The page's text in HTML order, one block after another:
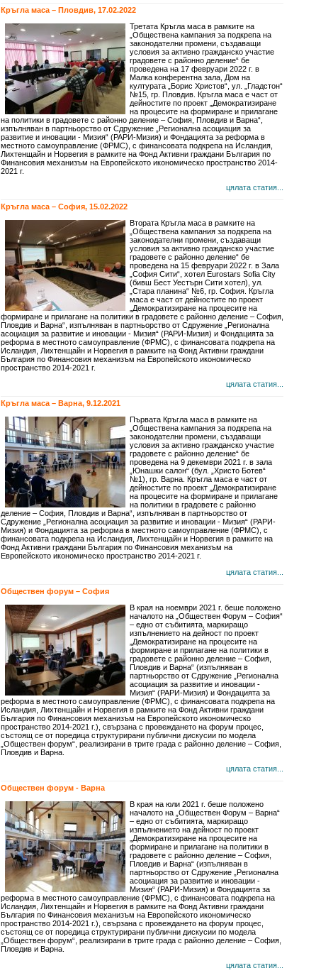
Кръгла маса – Пловдив, 17.02.2022
Третата Кръгла маса в рамките на
„Обществена кампания за подкрепа на
законодателни промени, създаващи
условия за активно гражданско участие
градовете с районно деление“ бе
проведена на 17 февруари 2022 г. в
Малка конферентна зала, Дом на
културата „Борис Христов“, ул. „Гладстон“
№15, гр. Пловдив. Кръгла маса е част от
дейностите по проект „Демократизиране
на процесите на формиране и прилагане
на политики в градовете с районно деление – София, Пловдив и Варна“,
изпълняван в партньорство от Сдружение „Регионална асоциация за
развитие и иновации - Мизия“ (РАРИ-Мизия) и Фондацията за реформа в
местното самоуправление (ФРМС), с финансовата подкрепа на Исландия,
Лихтенщайн и Норвегия в рамките на Фонд Активни граждани България по
Финансовия механизъм на Европейското икономическо пространство 2014-
2021 г.
цялата статия...
Кръгла маса – София, 15.02.2022
Втората Кръгла маса в рамките на
„Обществена кампания за подкрепа на
законодателни промени, създаващи
условия за активно гражданско участие
градовете с районно деление“ бе
проведена на 15 февруари 2022 г. в Зала
„София Сити“, хотел Eurostars Sofia City
(бивш Бест Уестърн Сити хотел), ул.
„Стара планина“ №6, гр. София. Кръгла
маса е част от дейностите по проект
„Демократизиране на процесите на
формиране и прилагане на политики в градовете с районно деление – София,
Пловдив и Варна“, изпълняван в партньорство от Сдружение „Регионална
асоциация за развитие и иновации - Мизия“ (РАРИ-Мизия) и Фондацията за
реформа в местното самоуправление (ФРМС), с финансовата подкрепа на
Исландия, Лихтенщайн и Норвегия в рамките на Фонд Активни граждани
България по Финансовия механизъм на Европейското икономическо
пространство 2014-2021 г.
цялата статия...
Кръгла маса – Варна, 9.12.2021
Първата Кръгла маса в рамките на
„Обществена кампания за подкрепа на
законодателни промени, създаващи
условия за активно гражданско участие
градовете с районно деление“ бе
проведена на 9 декември 2021 г. в зала
„Юнашки салон“ (бул. „Христо Ботев“
№1), гр. Варна. Кръгла маса е част от
дейностите по проект „Демократизиране
на процесите на формиране и прилагане
на политики в градовете с районно
деление – София, Пловдив и Варна“, изпълняван в партньорство от
Сдружение „Регионална асоциация за развитие и иновации - Мизия“ (РАРИ-
Мизия) и Фондацията за реформа в местното самоуправление (ФРМС), с
финансовата подкрепа на Исландия, Лихтенщайн и Норвегия в рамките на
Фонд Активни граждани България по Финансовия механизъм на
Европейското икономическо пространство 2014-2021 г.
цялата статия...
Обществен форум – София
В края на ноември 2021 г. беше положено
началото на „Обществен Форум – София“
– едно от събитията, маркиращо
изпълнението на дейност по проект
„Демократизиране на процесите на
формиране и прилагане на политики в
градовете с районно деление – София,
Пловдив и Варна“ (изпълняван в
партньорство от Сдружение „Регионална
асоциация за развитие и иновации -
Мизия“ (РАРИ-Мизия) и Фондацията за
реформа в местното самоуправление (ФРМС), с финансовата подкрепа на
Исландия, Лихтенщайн и Норвегия в рамките на Фонд Активни граждани
България по Финансовия механизъм на Европейското икономическо
пространство 2014-2021 г.), свързана с провеждането на форум процес,
състоящ се от поредица структурирани публични дискусии по модела
„Обществен форум“, реализирани в трите града с районно деление – София,
Пловдив и Варна.
цялата статия...
Обществен форум - Варна
В края на юли 2021 г. беше положено
началото на „Обществен Форум – Варна“
– едно от събитията, маркиращо
изпълнението на дейност по проект
„Демократизиране на процесите на
формиране и прилагане на политики в
градовете с районно деление – София,
Пловдив и Варна“ (изпълняван в
партньорство от Сдружение „Регионална
асоциация за развитие и иновации -
Мизия“ (РАРИ-Мизия) и Фондацията за
реформа в местното самоуправление (ФРМС), с финансовата подкрепа на
Исландия, Лихтенщайн и Норвегия в рамките на Фонд Активни граждани
България по Финансовия механизъм на Европейското икономическо
пространство 2014-2021 г.), свързана с провеждането на форум процес,
състоящ се от поредица структурирани публични дискусии по модела
„Обществен форум“, реализирани в трите града с районно деление – София,
Пловдив и Варна.
цялата статия...